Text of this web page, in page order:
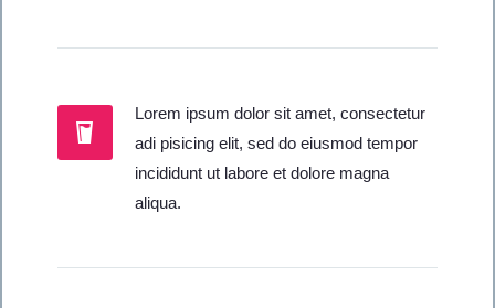
Lorem ipsum dolor sit amet, consectetur
adi pisicing elit, sed do eiusmod tempor
incididunt ut labore et dolore magna
aliqua.